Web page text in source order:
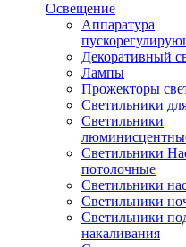
Освещение
Аппаратура
Декоративный
Лампы
Прожекторы
Светильники
Светильники
Светильники
потолочные
Светильники
Светильники
Светильники
накаливания